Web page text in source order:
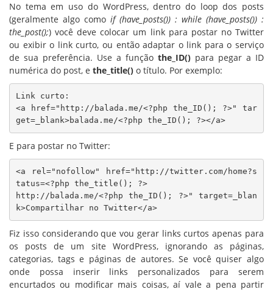
No tema em uso do WordPress, dentro do loop dos posts
(geralmente algo como if (have_posts()) : while (have_posts()) :
the_post();) você deve colocar um link para postar no Twitter
ou exibir o link curto, ou então adaptar o link para o serviço
de sua preferência. Use a função the_ID() para pegar a ID
numérica do post, e the_title() o título. Por exemplo:
Link curto:
<a href="http://balada.me/<?php the_ID(); ?>" tar
get=_blank>balada.me/<?php the_ID(); ?></a>
E para postar no Twitter:
<a rel="nofollow" href="http://twitter.com/home?s
tatus=<?php the_title(); ?>
http://balada.me/<?php the_ID(); ?>" target=_blan
k>Compartilhar no Twitter</a>
Fiz isso considerando que vou gerar links curtos apenas para
os posts de um site WordPress, ignorando as páginas,
categorias, tags e páginas de autores. Se você quiser algo
onde possa inserir links personalizados para serem
encurtados ou modificar mais coisas, aí vale a pena partir